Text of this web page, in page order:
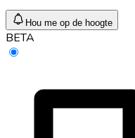
Hou me op de hoogte
BETA